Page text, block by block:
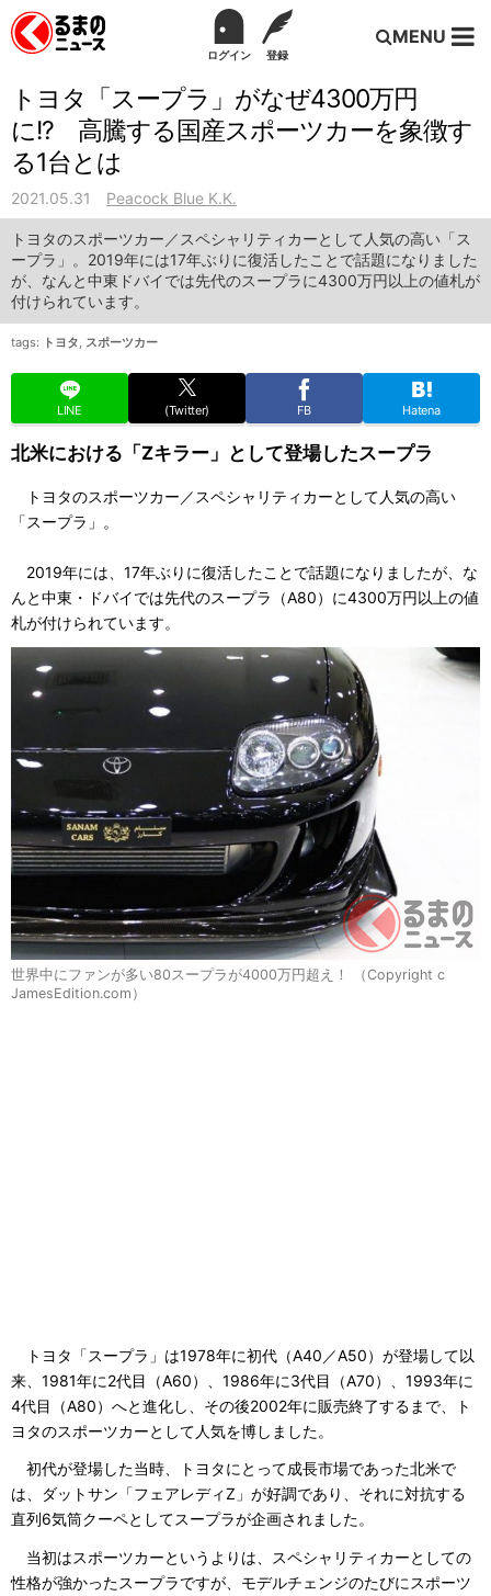
ログイン 登録
MENU
トヨタ「スープラ」がなぜ4300万円
に!? 高騰する国産スポーツカーを象徴す
る1台とは
2021.05.31 Peacock Blue K.K.
トヨタのスポーツカー／スペシャリティカーとして人気の高い「ス
ープラ」。2019年には17年ぶりに復活したことで話題になりました
が、なんと中東ドバイでは先代のスープラに4300万円以上の値札が
付けられています。
tags: トヨタ, スポーツカー
LINE (Twitter) FB Hatena
北米における「Zキラー」として登場したスープラ
トヨタのスポーツカー／スペシャリティカーとして人気の高い
「スープラ」。
2019年には、17年ぶりに復活したことで話題になりましたが、な
んと中東・ドバイでは先代のスープラ（A80）に4300万円以上の値
札が付けられています。
世界中にファンが多い80スープラが4000万円超え！ （Copyright c
JamesEdition.com）
トヨタ「スープラ」は1978年に初代（A40／A50）が登場して以
来、1981年に2代目（A60）、1986年に3代目（A70）、1993年に
4代目（A80）へと進化し、その後2002年に販売終了するまで、ト
ヨタのスポーツカーとして人気を博しました。
初代が登場した当時、トヨタにとって成長市場であった北米で
は、ダットサン「フェアレディZ」が好調であり、それに対抗する
直列6気筒クーペとしてスープラが企画されました。
当初はスポーツカーというよりは、スペシャリティカーとしての
性格が強かったスープラですが、モデルチェンジのたびにスポーツ